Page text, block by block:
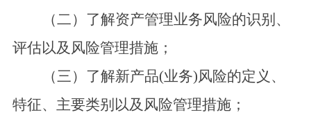
（二）了解资产管理业务风险的识别、
评估以及风险管理措施；
（三）了解新产品(业务)风险的定义、
特征、主要类别以及风险管理措施；